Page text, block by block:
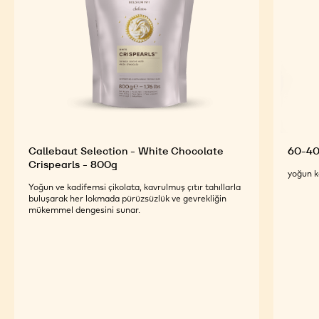
Callebaut Selection - White Chocolate
Crispearls - 800g
Yoğun ve kadifemsi çikolata, kavrulmuş çıtır tahıllarla
buluşarak her lokmada pürüzsüzlük ve gevrekliğin
mükemmel dengesini sunar.
60-
yoğun